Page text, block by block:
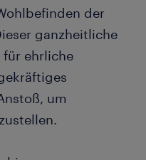
der
ganzheitliche
für ehrliche
um